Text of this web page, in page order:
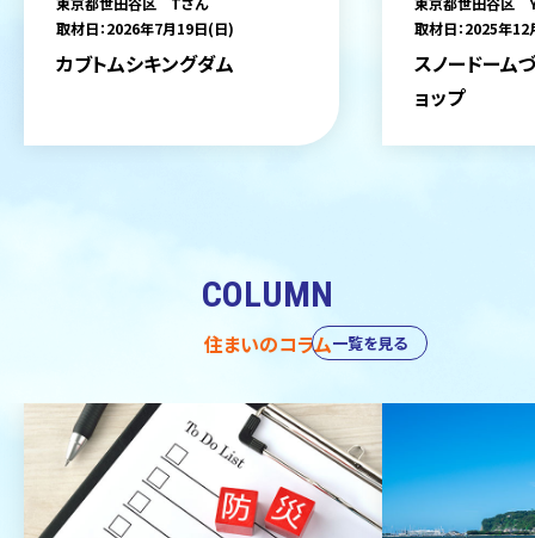
取材日：2026年7月19日(日)
カブトムシキングダム
取材日：2025年
スノードーム
ョップ
COLUMN
住まいのコラム一覧を見る